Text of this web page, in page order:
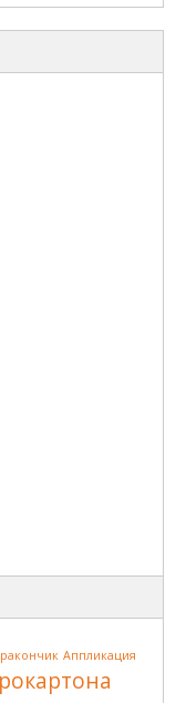
Аппликация